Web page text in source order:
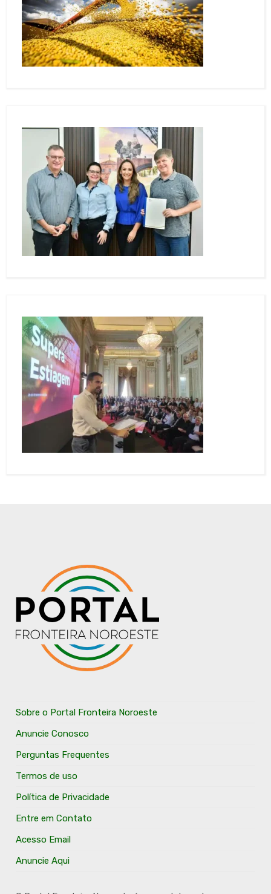
Sobre o Portal Fronteira Noroeste
Anuncie Conosco
Perguntas Frequentes
Termos de uso
Política de Privacidade
Entre em Contato
Acesso Email
Anuncie Aqui